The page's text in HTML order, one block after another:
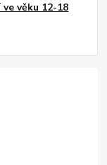
věku 12-18